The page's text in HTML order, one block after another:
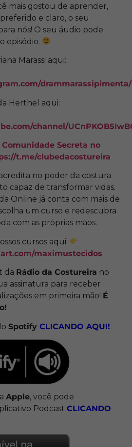
mais gostou de aprender,
e claro, o seu
nós! O seu áudio pode
episódio.
Marassi aqui:
drammarassipimenta/
Herthel aqui:
channel/
Secreta no
t.me/clubedacostureira
no poder da costura
capaz de transformar vidas.
Online já conta com mais de
um curso e redescubra
com as próprias mãos.
cursos aqui:
maximustecidos
da Rádio da Costureira no
assinatura para receber
em primeira mão! É
Spotify CLICANDO AQUI!
Apple, você pode
Podcast CLICANDO